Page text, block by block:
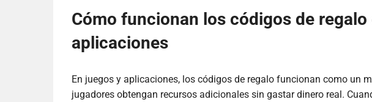
Cómo funcionan los códigos de regalo
aplicaciones
En juegos y aplicaciones, los códigos de regalo funcionan como un
jugadores obtengan recursos adicionales sin gastar dinero real.